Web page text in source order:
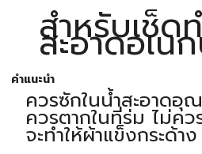
สำหรับเช็ด
สะอาดอเน
คำแนะนำ
ควรซักในน้ำสะอาด
ควรตากในที่ร่ม ไม่ค
จะทำให้ผ้าแข็งกระด้าง